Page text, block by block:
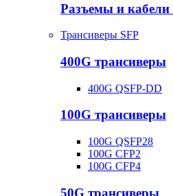
Разъемы и
Трансиверы SFP
400G трансиверы
400G QSFP-DD
100G трансиверы
100G QSFP28
100G CFP2
100G CFP4
50G трансиверы